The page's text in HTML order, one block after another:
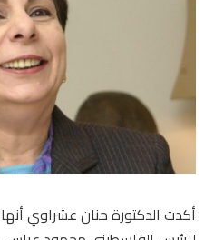
أكدت الدكتورة حنان عشراوي